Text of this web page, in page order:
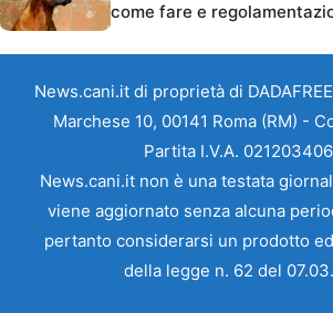
come fare e
News.cani.it di proprietà di
Marchese 10, 00141 Roma (RM) -
Partita I.V.A.
News.cani.it non è una testata
viene aggiornato senza alcuna
pertanto considerarsi un prodotto
della legge n. 62 del